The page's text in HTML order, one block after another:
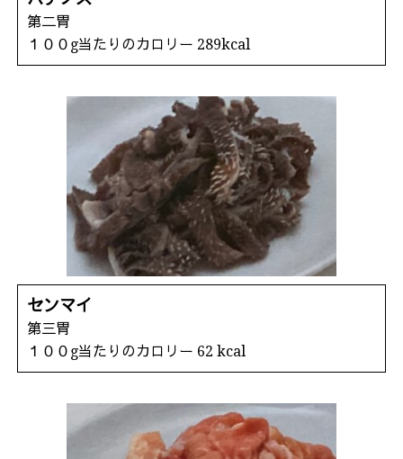
第二胃
１００g当たりのカロリー 289kcal
センマイ
第三胃
１００g当たりのカロリー 62 kcal